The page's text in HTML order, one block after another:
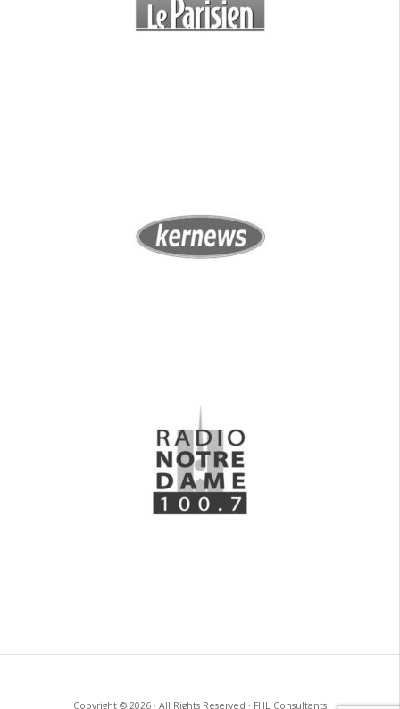
Copyright © 2026 · All Rights Reserved · FHL Consultants